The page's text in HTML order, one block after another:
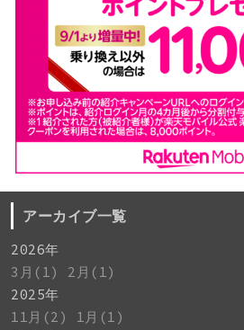
アーカイブ一覧
2026年
3月(1)
2月(1)
2025年
11月(2)
1月(1)